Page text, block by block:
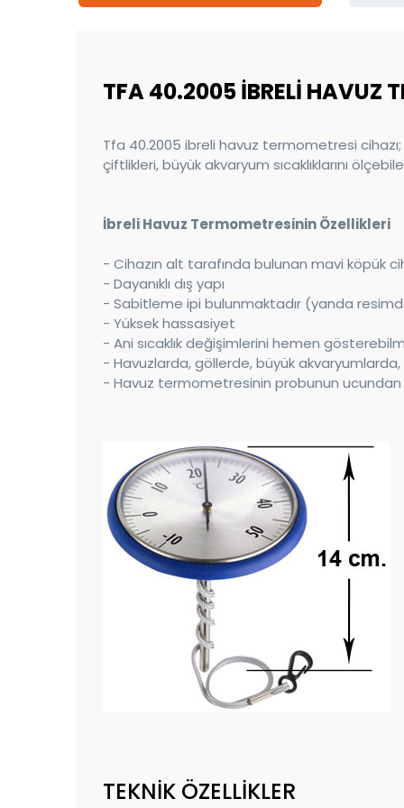
TFA 40.2005 İBRELİ HAVUZ
Tfa 40.2005 ibreli havuz termometresi cihazı;
çiftlikleri, büyük akvaryum sıcaklıklarını
İbreli Havuz Termometresinin Özellikleri
- Cihazın alt tarafında bulunan mavi köpük
- Dayanıklı dış yapı
- Sabitleme ipi bulunmaktadır (yanda
- Yüksek hassasiyet
- Ani sıcaklık değişimlerini hemen
- Havuzlarda, göllerde, büyük
- Havuz termometresinin probunun ucundan
TEKNİK ÖZELLİKLER